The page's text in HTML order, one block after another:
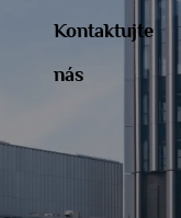
Kontaktujte
nás